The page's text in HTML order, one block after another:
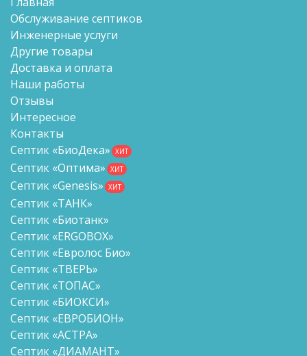
Обслуживание септиков
Инженерные услуги
Другие товары
Доставка и оплата
Наши работы
Отзывы
Интересное
Контакты
Септик «БиоДека» ХИТ
Септик «Оптима» ХИТ
Септик «Genesis» ХИТ
Септик «ТАНК»
Септик «Биотанк»
Септик «ERGOBOX»
Септик «Евролос Био»
Септик «ТВЕРЬ»
Септик «ТОПАС»
Септик «БИОКСИ»
Септик «ЕВРОБИОН»
Септик «АСТРА»
Септик «ДИАМАНТ»